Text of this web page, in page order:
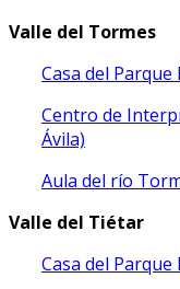
Valle del Tormes
Casa del
Centro de
Ávila)
Aula del río
Valle del Tiétar
Casa del Parque